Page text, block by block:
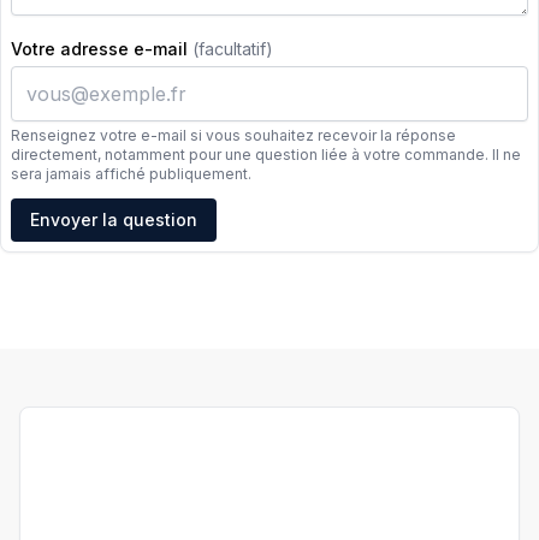
Votre adresse e-mail (facultatif)
Renseignez votre e-mail si vous souhaitez recevoir la réponse
directement, notamment pour une question liée à votre commande. Il ne
sera jamais affiché publiquement.
Adresse e-mail
Envoyer la question